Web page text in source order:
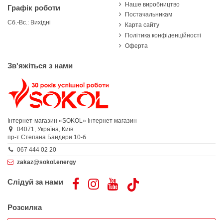
Графік роботи
Сб.-Вс.: Вихідні
Наше виробництво
Постачальникам
Карта сайту
Політика конфіденційності
Оферта
Зв'яжіться з нами
Інтернет-магазин «SOKOL» Інтернет магазин
04071, Україна, Київ
пр-т Степана Бандери 10-б
067 444 02 20
zakaz@sokol.energy
Слідуй за нами
Розсилка